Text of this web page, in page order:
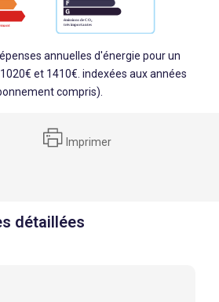
annuelles d'énergie pour un
et 1410€. indexées aux années
compris).
Imprimer
détaillées